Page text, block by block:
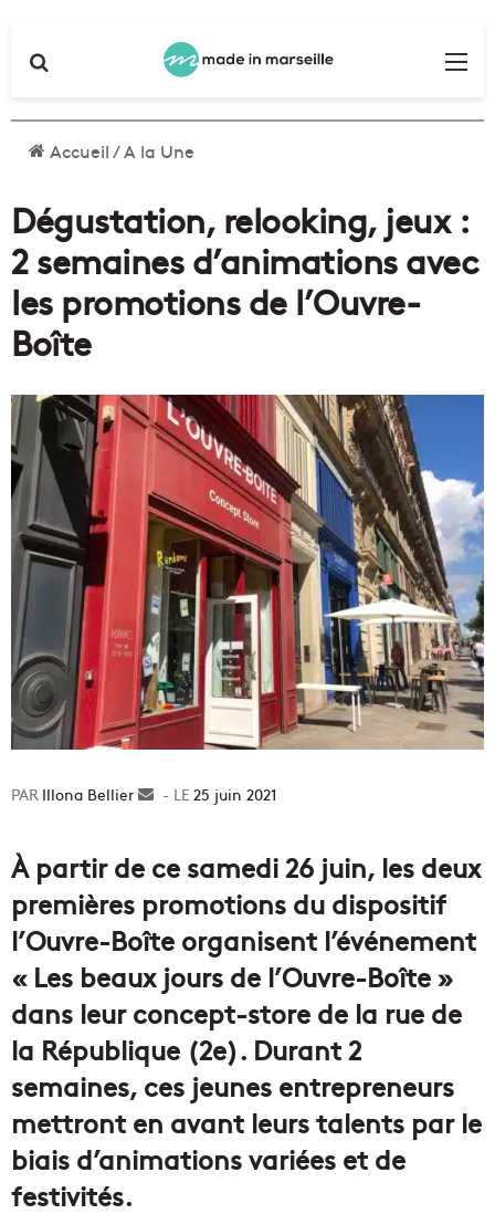
Accueil/A la Une
Dégustation, relooking, jeux :
2 semaines d’animations avec
les promotions de l’Ouvre-
Boîte
Illona Bellier
Envoyer25 juin 2021
À partir de ce samedi 26 juin, les deux
premières promotions du dispositif
l’Ouvre-Boîte organisent l’événement
« Les beaux jours de l’Ouvre-Boîte »
dans leur concept-store de la rue de
la République (2e). Durant 2
semaines, ces jeunes entrepreneurs
mettront en avant leurs talents par le
biais d’animations variées et de
festivités.